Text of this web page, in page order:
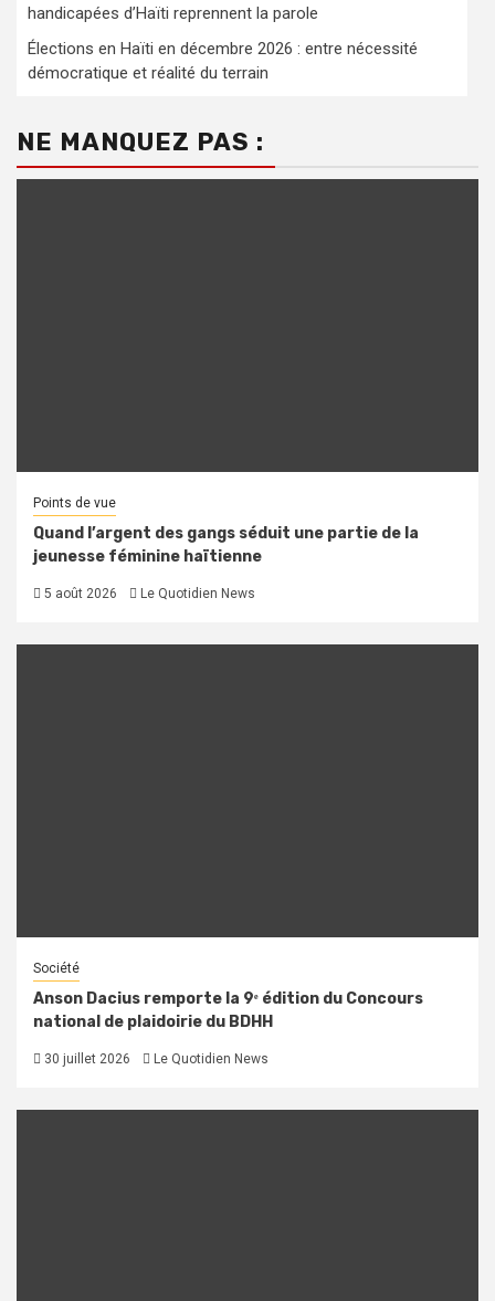
handicapées d’Haïti reprennent la parole
Élections en Haïti en décembre 2026 : entre nécessité
démocratique et réalité du terrain
NE MANQUEZ PAS :
Points de vue
Quand l’argent des gangs séduit une partie de la
jeunesse féminine haïtienne
5 août 2026 Le Quotidien News
Société
Anson Dacius remporte la 9ᵉ édition du Concours
national de plaidoirie du BDHH
30 juillet 2026 Le Quotidien News